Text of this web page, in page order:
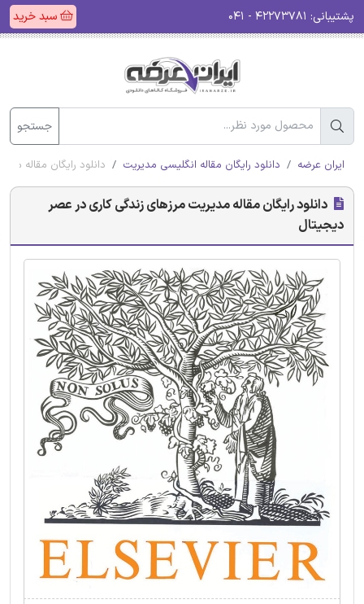
پشتیبانی: سبد خرید
جستجو
ایران عرضه دانلود رایگان مقاله انگلیسی مدیریت دانلود رایگان مقاله
دانلود رایگان مقاله مدیریت مرزهای زندگی کاری در عصر
دیجیتال